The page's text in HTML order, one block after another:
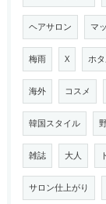
ヘアサロン マ
梅雨 X ホ
海外 コスメ
韓国スタイル
雑誌 大人
サロン仕上がり